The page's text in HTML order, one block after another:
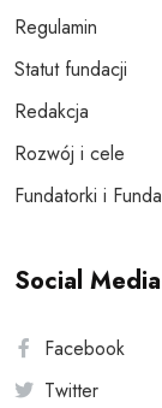
Regulamin
Statut fundacji
Redakcja
Rozwój i cele
Fundatorki i
Social Media
Facebook
Twitter